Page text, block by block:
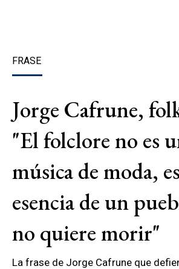
FRASE
Jorge Cafrune,
"El folclore no es
música de moda,
esencia de un
no quiere morir"
La frase de Jorge Cafrune que